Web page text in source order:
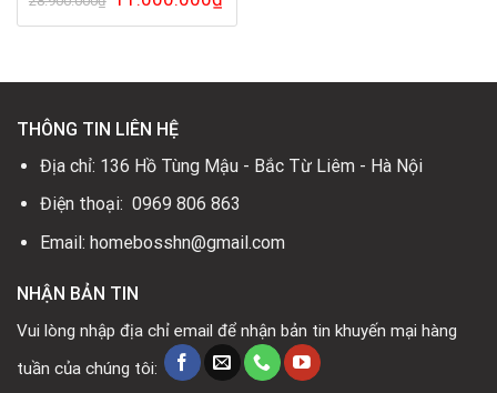
gốc
là:
hiện
tại
THÔNG TIN LIÊN HỆ
Địa chỉ: 136 Hồ Tùng Mậu - Bắc Từ Liêm - Hà Nội
Điện thoại: 0969 806 863
Email: homebosshn@gmail.com
NHẬN BẢN TIN
Vui lòng nhập địa chỉ email để nhận bản tin khuyến mại hàng
tuần của chúng tôi: